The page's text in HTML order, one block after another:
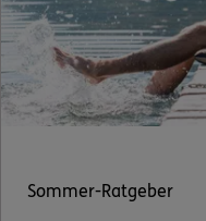
Sommer-Ratgeber